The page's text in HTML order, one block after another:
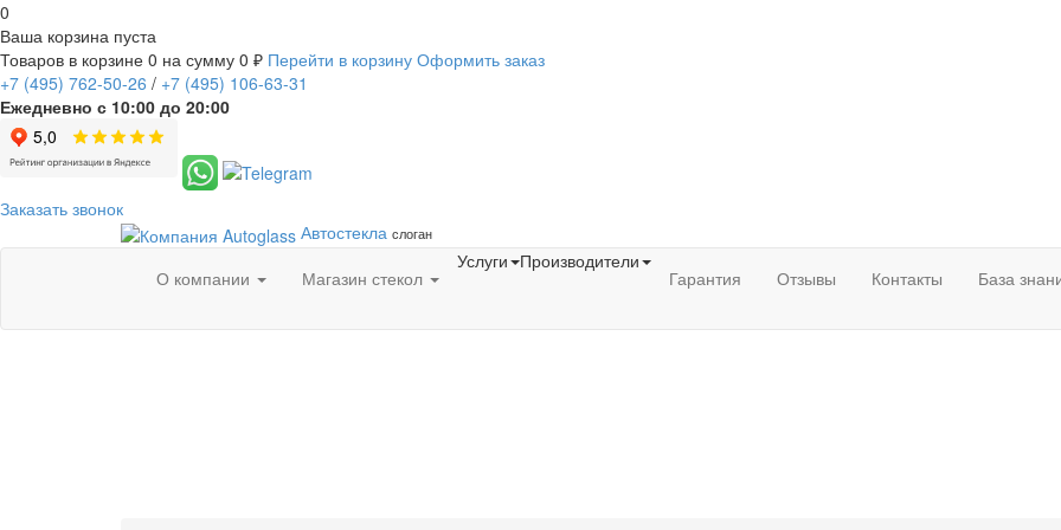
0
Ваша корзина пуста
Товаров в корзине 0 на сумму 0 ₽ Перейти в корзину Оформить заказ
+7 (495) 762-50-26 / +7 (495) 106-63-31
Ежедневно с 10:00 до 20:00
Заказать звонок
Автостекла слоган
О компании Магазин стекол
Услуги Производители
Гарантия Отзывы Контакты База